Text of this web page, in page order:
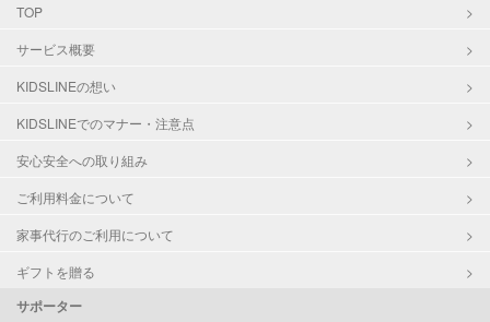
TOP
サービス概要
KIDSLINEの想い
KIDSLINEでのマナー・注意点
安心安全への取り組み
ご利用料金について
家事代行のご利用について
ギフトを贈る
サポーター